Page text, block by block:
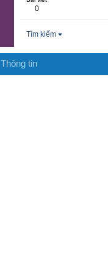
0
Tìm kiếm
Thông tin